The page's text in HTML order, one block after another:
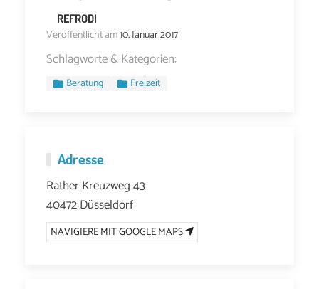
REFRODI
Veröffentlicht am10. Januar 2017
Schlagworte & Kategorien:
Beratung Freizeit
Adresse
Rather Kreuzweg 43
40472 Düsseldorf
NAVIGIERE MIT GOOGLE MAPS